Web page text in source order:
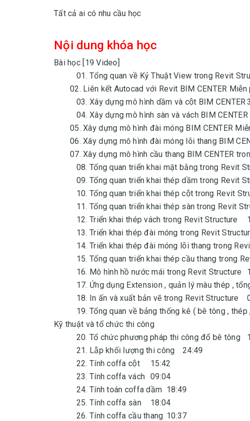
Tất cả ai có nhu cầu học
Nội dung khóa học
Bài học [19 Video]
01. Tổng quan về Kỷ Thuật View trong Revit
02. Liên kết Autocad với Revit BIM CENTER Miễn
03. Xây dựng mô hình dầm và cột BIM CENTER
04. Xây dựng mô hình sàn và vách BIM CENTER
05. Xây dựng mô hình đài móng BIM CENTER
06. Xây dựng mô hình đài móng lõi thang BIM
07. Xây dựng mô hình cầu thang BIM CENTER
08. Tổng quan triển khai mặt bằng trong Revit
09. Tổng quan triển khai thép dầm trong Revit
10. Tổng quan triển khai thép cột trong Revit
11. Tổng quan triển khai thép sàn trong Revit
12. Triển khai thép vách trong Revit Structure
13. Triển khai thép đài móng trong Revit
14. Triển khai thép đài móng lõi thang trong
15. Tổng quan triển khai thép cầu thang trong
16. Mô hình hồ nước mái trong Revit Structure
17. Ứng dụng Extension , quản lý màu thép ,
18. In ấn và xuất bản vẽ trong Revit Structure
19. Tổng quan về bảng thống kê ( bê tông ,
Kỹ thuật và tổ chức thi công
20. Tổ chức phương pháp thi công đổ bê tông
21. Lập khối lượng thi công
24:49
22. Tính coffa cột
15:42
23. Tính coffa vách 09:04
24. Tính toán coffa dầm 18:49
25. Tính coffa sàn
18:04
26. Tính coffa cầu thang 10:37